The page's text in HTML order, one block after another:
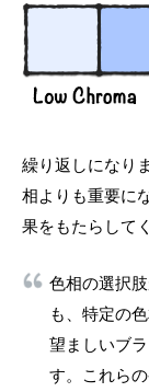
繰り返しになり
相よりも重要に
果をもたらして
色相の選択
も、特定の
望ましいブ
す。これら